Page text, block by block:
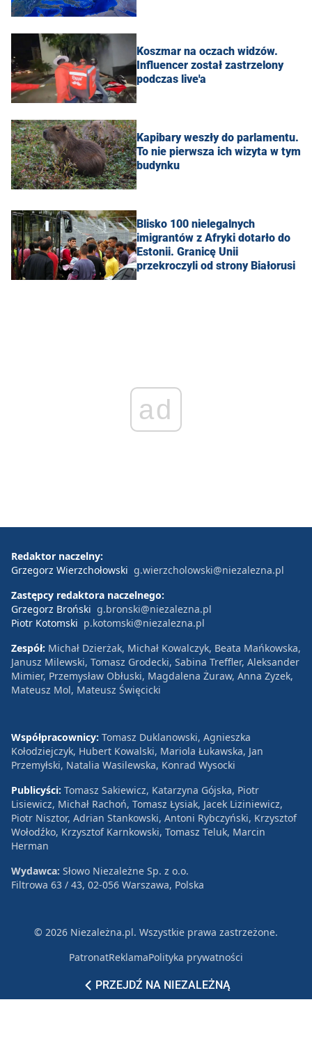
Koszmar na oczach widzów.
Influencer został zastrzelony
podczas live'a
Kapibary weszły do parlamentu.
To nie pierwsza ich wizyta w tym
budynku
Blisko 100 nielegalnych
imigrantów z Afryki dotarło do
Estonii. Granicę Unii
przekroczyli od strony Białorusi
ad
PRZEJDŹ NA NIEZALEŻNĄ
Redaktor naczelny:
Grzegorz Wierzchołowski g.wierzcholowski@niezalezna.pl
Zastępcy redaktora naczelnego:
Grzegorz Broński g.bronski@niezalezna.pl
Piotr Kotomski p.kotomski@niezalezna.pl
Zespół: Michał Dzierżak, Michał Kowalczyk, Beata Mańkowska,
Janusz Milewski, Tomasz Grodecki, Sabina Treffler, Aleksander
Mimier, Przemysław Obłuski, Magdalena Żuraw, Anna Zyzek,
Mateusz Mol, Mateusz Święcicki
Współpracownicy: Tomasz Duklanowski, Agnieszka
Kołodziejczyk, Hubert Kowalski, Mariola Łukawska, Jan
Przemyłski, Natalia Wasilewska, Konrad Wysocki
Publicyści: Tomasz Sakiewicz, Katarzyna Gójska, Piotr
Lisiewicz, Michał Rachoń, Tomasz Łysiak, Jacek Liziniewicz,
Piotr Nisztor, Adrian Stankowski, Antoni Rybczyński, Krzysztof
Wołodźko, Krzysztof Karnkowski, Tomasz Teluk, Marcin
Herman
Wydawca: Słowo Niezależne Sp. z o.o.
Filtrowa 63 / 43, 02-056 Warszawa, Polska
© 2026 Niezależna.pl. Wszystkie prawa zastrzeżone.
PatronatReklamaPolityka prywatności